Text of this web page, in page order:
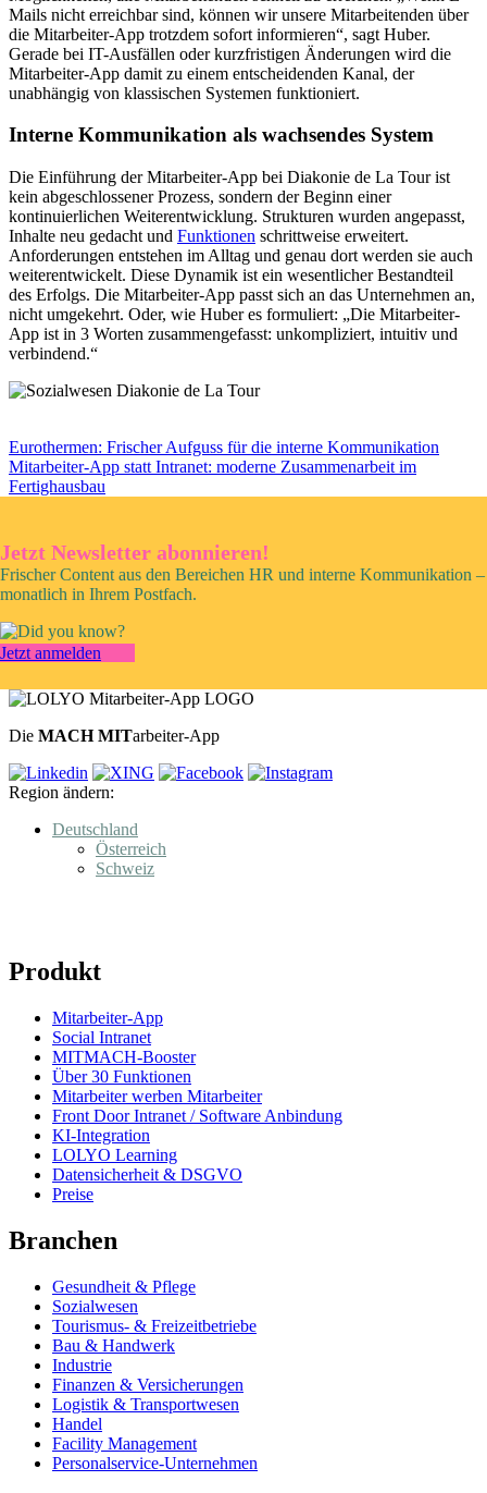
Mails nicht erreichbar sind, können wir unsere Mitarbeitenden über
die Mitarbeiter-App trotzdem sofort informieren“, sagt Huber.
Gerade bei IT-Ausfällen oder kurzfristigen Änderungen wird die
Mitarbeiter-App damit zu einem entscheidenden Kanal, der
unabhängig von klassischen Systemen funktioniert.
Interne Kommunikation als wachsendes System
Die Einführung der Mitarbeiter-App bei Diakonie de La Tour ist
kein abgeschlossener Prozess, sondern der Beginn einer
kontinuierlichen Weiterentwicklung. Strukturen wurden angepasst,
Inhalte neu gedacht und Funktionen schrittweise erweitert.
Anforderungen entstehen im Alltag und genau dort werden sie auch
weiterentwickelt. Diese Dynamik ist ein wesentlicher Bestandteil
des Erfolgs. Die Mitarbeiter-App passt sich an das Unternehmen an,
nicht umgekehrt. Oder, wie Huber es formuliert: „Die Mitarbeiter-
App ist in 3 Worten zusammengefasst: unkompliziert, intuitiv und
verbindend.“
Eurothermen: Frischer Aufguss für die interne Kommunikation
Mitarbeiter-App statt Intranet: moderne Zusammenarbeit im
Fertighausbau
Jetzt Newsletter abonnieren!
Frischer Content aus den Bereichen HR und interne Kommunikation –
monatlich in Ihrem Postfach.
Jetzt anmelden
Die MACH MITarbeiter-App
Region ändern:
Deutschland
Österreich
Schweiz
Produkt
Mitarbeiter-App
Social Intranet
MITMACH-Booster
Über 30 Funktionen
Mitarbeiter werben Mitarbeiter
Front Door Intranet / Software Anbindung
KI-Integration
LOLYO Learning
Datensicherheit & DSGVO
Preise
Branchen
Gesundheit & Pflege
Sozialwesen
Tourismus- & Freizeitbetriebe
Bau & Handwerk
Industrie
Finanzen & Versicherungen
Logistik & Transportwesen
Handel
Facility Management
Personalservice-Unternehmen